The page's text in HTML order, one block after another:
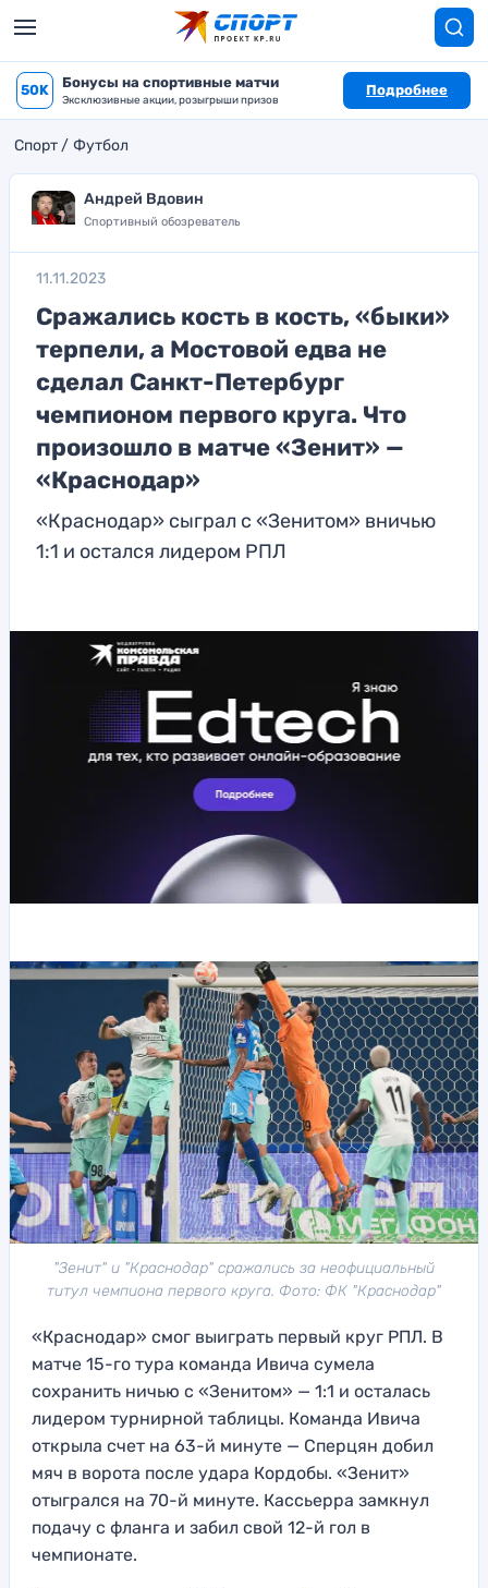
50K Бонусы на спортивные матчи
Эксклюзивные акции, розыгрыши призов
Подробнее
Спорт Футбол
Андрей Вдовин
Спортивный обозреватель
11.11.2023
Сражались кость в кость, «быки»
терпели, а Мостовой едва не
сделал Санкт-Петербург
чемпионом первого круга. Что
произошло в матче «Зенит» —
«Краснодар»
«Краснодар» сыграл с «Зенитом» вничью
1:1 и остался лидером РПЛ
"Зенит" и "Краснодар" сражались за неофициальный
титул чемпиона первого круга. Фото: ФК "Краснодар"
«Краснодар» смог выиграть первый круг РПЛ. В
матче 15-го тура команда Ивича сумела
сохранить ничью с «Зенитом» — 1:1 и осталась
лидером турнирной таблицы. Команда Ивича
открыла счет на 63-й минуте — Сперцян добил
мяч в ворота после удара Кордобы. «Зенит»
отыгрался на 70-й минуте. Кассьерра замкнул
подачу с фланга и забил свой 12-й гол в
чемпионате.